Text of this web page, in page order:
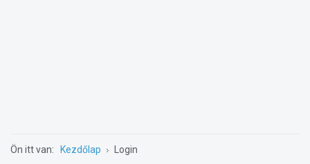
Ön itt van: Kezdőlap Login